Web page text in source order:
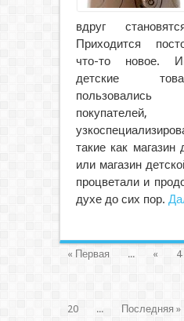
вдруг
Приходится
что-то новое.
детские
такие как магазин
или магазин
процветали и
духе до сих пор.
« Первая ... « 4
20
... Последняя »